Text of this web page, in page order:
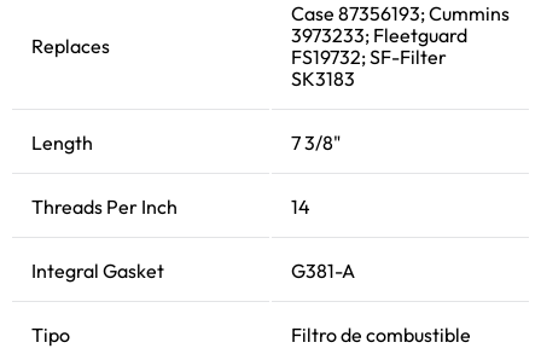
Replaces
Case 87356193; Cummins
3973233; Fleetguard
FS19732; SF-Filter
SK3183
Length 7 3/8"
Threads Per Inch 14
Integral Gasket G381-A
Tipo Filtro de combustible